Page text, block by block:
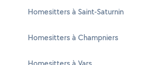
Homesitters à Saint-Saturnin
Homesitters à Champniers